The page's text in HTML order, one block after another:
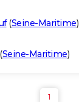
(Seine-Maritime)
(Seine-Maritime)
1